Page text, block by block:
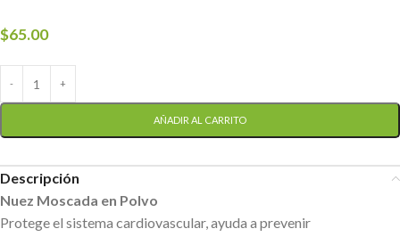
$65.00
AÑADIR AL CARRITO
Descripción
Nuez Moscada en Polvo
Protege el sistema cardiovascular, ayuda a prevenir